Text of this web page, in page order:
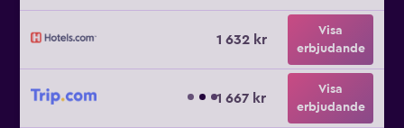
1 632 kr
Visa
erbjudande
1 667 kr
Visa
erbjudande